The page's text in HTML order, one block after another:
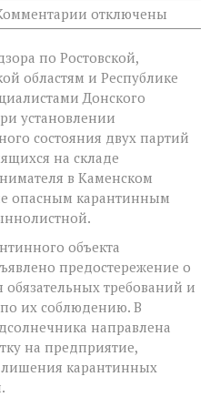
к
записи
Ростовской
области
в
двух
партиях
подсолнечника
массой
более
300
тонн
семена
амброзии
отключены
по Ростовской,
областям и Республике
Донского
установлении
состояния двух партий
на складе
в Каменском
опасным карантинным
объекта
предостережение о
требований и
их соблюдению. В
направлена
на предприятие,
карантинных